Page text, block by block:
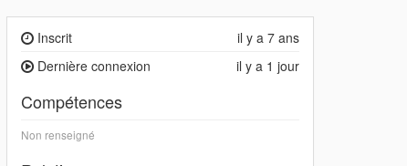
il y a 7 ans
Inscrit
il y a 1 jour
Dernière connexion
Compétences
Non renseigné